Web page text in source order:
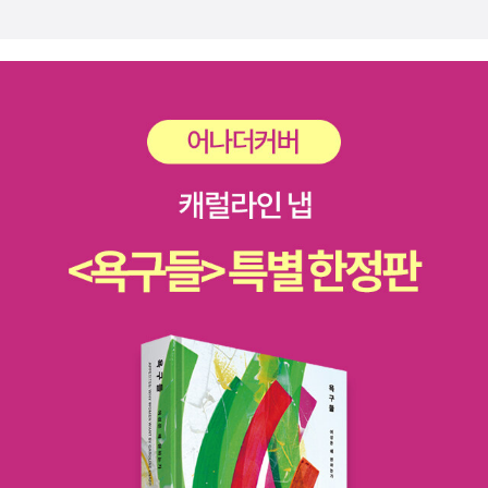
불행중 다행이다) 대신 기억이 싹 날라가 마누라도 몰라본다. 이 늙은
나 여왕까지 찾아내는 거잖아 글쎄. 18. 김혜나, <제리> 이미
읽어보신 분이, 어머 미쳤어 이걸 고르게, 하는 지청구가 들린다, 들
는 청춘들. 얘네들 하는 거 보면 처음엔 참 불편하고 징글맞고 심지어
더럽고 짜증나다가도 마지막 가면 그냥 한 번 얼싸안고 함께 울어주
고 싶다 19. 잉고 슐체, <아담과 에블린> 원초적 남자, 아담. 동
고 있는데 그놈의 자유가 뭔지도 모르면서 꼭 서쪽 독일로 넘어가야
겠어? 거기 가면 내 직업, 재단사가 필요 없다고들 하는데 말야. 이러
지도 못하고 저러지도 못하는 동독 사람들의 진퇴양난. 20. 나
딤 아슬람, <헛된 기다림> 아프가니스탄에 거주하는 영국인의 집에
모인 러시아 여인과 미국 남자. 그리고 이슬람 원리주의자 원주민 청
중이라 우리는 성당의 내부를 볼 수는 없었다. 저녁으로 떡갈비와 비
잘 넘어가질 않았다. 우린 전주역에서 숙소까지 얼음길을 40분간 걸
한옥마을을 둘러보았다. 당연히 지쳤고 피곤했다. 그래도 샤워하고
술판을 벌이자고 편의점에 들러 캔맥주를 실컷 샀다. 숙소로 돌아가
리는 좀처럼 피곤함을 없애지 못했다. 결국 사온 맥주의 절반도 채 마
시지 못한채로 잠을 자버리고 말았다. 그 밤이 그렇게 지나갔다.웃긴
건 한옥마을에 다녀와 숙소에 돌아온 직후의 나였다. 동행은 숙소에
돌아오자마자 텔레비젼을 켰다. 무한도전이 나오고 있었다. 그들이
뉴욕에 가서 엠씨해머를 만나고 공연을 하는 내용이었다. 아, 나를 어
리 원서를 구입해서 보는 것이 나을 듯.
. -존 바스의
책은 학원사 판 <여로의 끝>을 재미있게 읽었던 기억이 난다. 허무적
이면서도 군데군데 피식피식 웃음이 나오게 만드는 경향이 있었
다. <선상 악극단>도 함께 실려있어서 나는 그의 작품은 원래 다 그
런가보다 생각했는데 나중에 해설을 보니 그의 초기작이 그런 경향
연결되지 않는 파편'이라는데 동의하는 면이 없잖아 있기 때문에 이
번에 그의 작품을 통해 그것을 충분히 느껴보는 것도 좋을 듯 하다.-<
라셀라스>와 <시르트의 바닷가>는 이전에 구입해놓고 차일피일 미
루고 있는 책이라 함께 읽기에 투척. 2.<모던 클래식> 한동안 소설
읽기에 무심했기에 새로운 작가가 눈에 많이 띈다. 영미권 뿐 아니라
련서가 또 나왔다. 기후변화에 대한 경각심을 불러일으키는 책.
<감시사회> <국경의 로큰롤> <세계인권선언>한홍구와 조
효제의 저서가 각각 나왔다. 조효제씨는 인권 연구로 유명한 학자이
먼 그곳>과 같이 읽으면 좋을 것 같다. <호모 모빌리언스>
<콰이어트> <경제학의 5가지 유령들>이번주에 나온 경제, 실용서
꾸는게 외향성이 아닌 내향성이라니.. 후후.. <이제는 평
양건축> <왕의 얼굴> <에미넴의 고백>정말 흥미로운 책이 나온 듯
하다. 평양에 있는 건축물을 분석한 책인데, 꼭 한번 보고 싶다. 평야
의 건축은 어떠한지.. 웅장함 속에는 어떤 다른 의미가 있을까? 두번
째 책은 임금님의 '용안'을 분석한 책이다. 그것도 미적관점으로.. 에